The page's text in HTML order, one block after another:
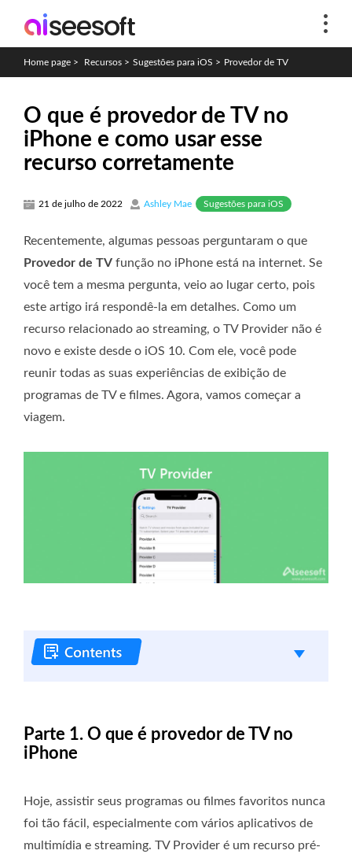
Home page > Recursos > Sugestões para iOS > Provedor de TV
O que é provedor de TV no
iPhone e como usar esse
recurso corretamente
21 de julho de 2022 Ashley Mae Sugestões para iOS
Recentemente, algumas pessoas perguntaram o que
Provedor de TV função no iPhone está na internet. Se
você tem a mesma pergunta, veio ao lugar certo, pois
este artigo irá respondê-la em detalhes. Como um
recurso relacionado ao streaming, o TV Provider não é
novo e existe desde o iOS 10. Com ele, você pode
reunir todas as suas experiências de exibição de
programas de TV e filmes. Agora, vamos começar a
viagem.
Parte 1. O que é provedor de TV no
iPhone
Hoje, assistir seus programas ou filmes favoritos nunca
foi tão fácil, especialmente com vários aplicativos de
multimídia e streaming. TV Provider é um recurso pré-